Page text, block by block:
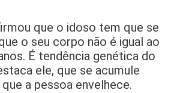
que o idoso tem que se
o seu corpo não é igual ao
É tendência genética do
ele, que se acumule
a pessoa envelhece.